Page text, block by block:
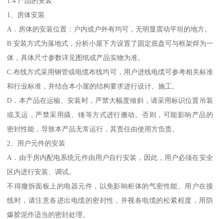
1、房体安装
A．房体的安装位置：户内或户外有均可，无明显震动平坦的地方。
B.安装方式为落地式，分析小屋下方设置了固定底盘可与框架焊为一
体，具体尺寸参数详见图纸或产品实物为准。
C.布线方式采用钢管或电缆布线均可，用户进线电缆可参考相关标准
和行业标准，并结合本小屋的结构要求进行设计、施工。
D．本产品在运输、安装时，严禁大幅度倾斜，请采用标识位置吊装
或叉运，严禁采用撬、锤等方式进行搬动。否则，可能影响产品的
密封性能，导致本产品无常运行，其责任由使用方负责。
2、用户元件的安装
A．由于房内配电系统元件由用户自行安装，因此，用户必须在安全
区内进行安装、调试。
不得撤拆面板上的电器元件，以免影响柜体的气密性能。用户在接
线时，请注意各进出电缆的密封性，并视各电缆的松紧程度，用防
爆胶泥作适当的密封处理。